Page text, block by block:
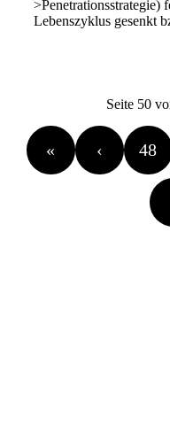
>Penetrationsstrategie)
Lebenszyklus gesenkt
Seite 50
« ‹ 48